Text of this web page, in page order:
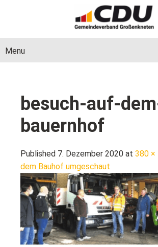
Menu
besuch-auf-
bauernhof
Published 7. Dezember 2020 at 380 ×
dem Bauhof umgeschaut